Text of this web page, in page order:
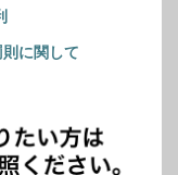
に関して